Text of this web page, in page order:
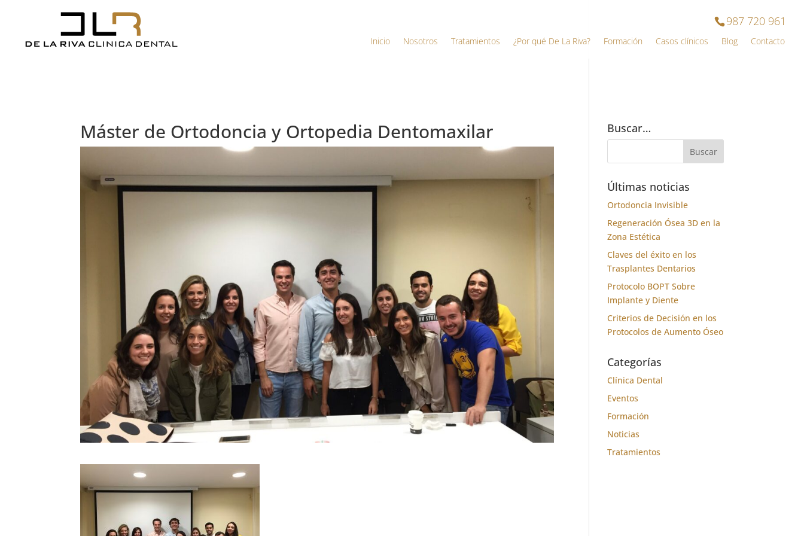
987 720 961
Inicio Nosotros Tratamientos ¿Por qué De La Riva? Formación Casos clínicos Blog Contacto
Máster de Ortodoncia y Ortopedia Dentomaxilar Buscar…
Últimas noticias
Ortodoncia Invisible
Regeneración Ósea 3D en la
Zona Estética
Claves del éxito en los
Trasplantes Dentarios
Protocolo BOPT Sobre
Implante y Diente
Criterios de Decisión en los
Protocolos de Aumento Óseo
Categorías
Clínica Dental
Eventos
Formación
Noticias
Tratamientos